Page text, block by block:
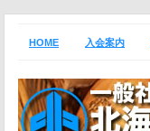
HOME 入会案内